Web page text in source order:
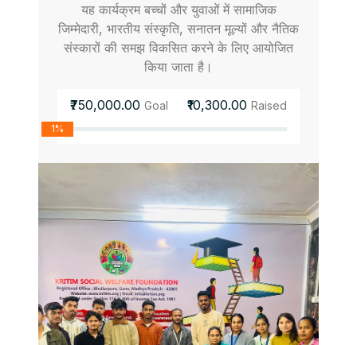
यह कार्यक्रम बच्चों और युवाओं में सामाजिक
जिम्मेदारी, भारतीय संस्कृति, सनातन मूल्यों और नैतिक
संस्कारों की समझ विकसित करने के लिए आयोजित
किया जाता है।
₹750,000.00 Goal ₹10,300.00 Raised
1%